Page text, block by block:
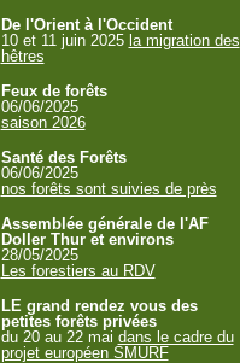
De l'Orient à l'Occident
10 et 11 juin 2025 la migration des
hêtres
Feux de forêts
06/06/2025
saison 2026
Santé des Forêts
06/06/2025
nos forêts sont suivies de près
Assemblée générale de l'AF
Doller Thur et environs
28/05/2025
Les forestiers au RDV
LE grand rendez vous des
petites forêts privées
du 20 au 22 mai dans le cadre du
projet européen SMURF